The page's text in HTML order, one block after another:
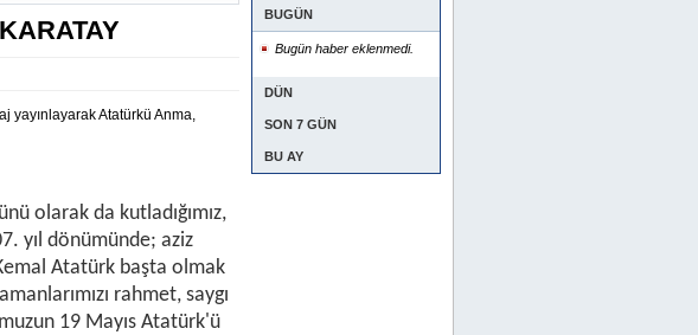
yayınlayarak Atatürkü Anma,
olarak da kutladığımız,
yıl dönümünde; aziz
Atatürk başta olmak
rahmet, saygı
19 Mayıs Atatürk'ü
BUGÜN
Bugün haber eklenmedi.
DÜN
SON 7 GÜN
BU AY